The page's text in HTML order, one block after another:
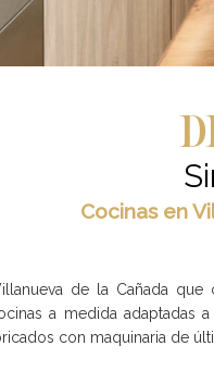
Cocinas en
de la Cañada
a medida adaptadas
con maquinaria de